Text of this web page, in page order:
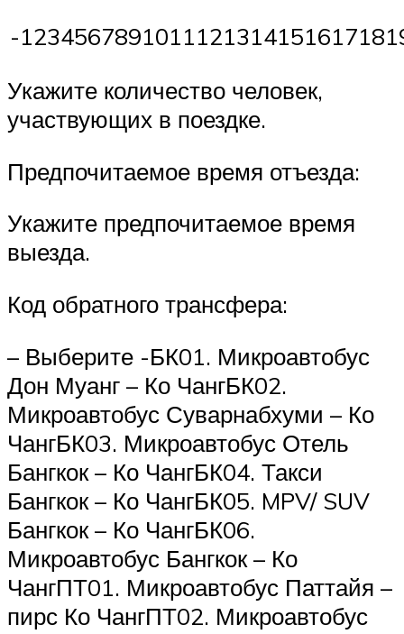
-
Укажите количество человек,
участвующих в поездке.
Предпочитаемое время отъезда:
Укажите предпочитаемое время
выезда.
Код обратного трансфера:
– Выберите -БК01. Микроавтобус
Дон Муанг – Ко ЧангБК02.
Микроавтобус Суварнабхуми – Ко
ЧангБК03. Микроавтобус Отель
Бангкок – Ко ЧангБК04. Такси
Бангкок – Ко ЧангБК05. MPV/ SUV
Бангкок – Ко ЧангБК06.
Микроавтобус Бангкок – Ко
ЧангПТ01. Микроавтобус Паттайя –
пирс Ко ЧангПТ02. Микроавтобус